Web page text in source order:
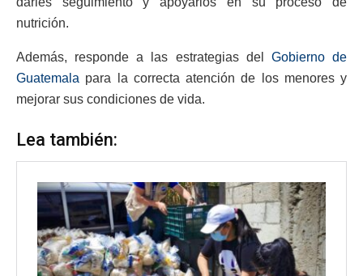
nutrición.
Además, responde a las estrategias del
Gobierno de
Guatemala para la correcta atención de los menores y
mejorar sus condiciones de vida.
Lea también: